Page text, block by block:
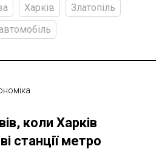
Харків
Златопіль
коли Харків
станції метро